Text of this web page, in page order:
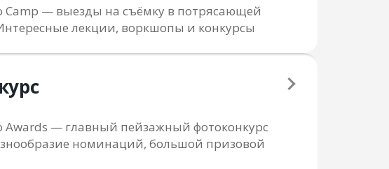
Camp — выезды на съёмку в потрясающей
лекции, воркшопы и конкурсы
Awards — главный пейзажный фотоконкурс
номинаций, большой призовой